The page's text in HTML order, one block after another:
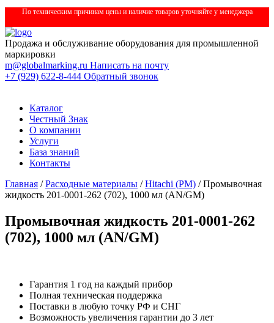
По техническим причинам цены и наличие товаров уточняйте у менеджера
Продажа и обслуживание оборудования для промышленной
маркировки
m@globalmarking.ru Написать на почту
+7 (929) 622-8-444 Обратный звонок
Каталог
Честный Знак
О компании
Услуги
База знаний
Контакты
Главная /Расходные материалы /Hitachi (РМ) / Промывочная
жидкость 201-0001-262 (702), 1000 мл (AN/GM)
Промывочная жидкость 201-0001-262
(702), 1000 мл (AN/GM)
Гарантия 1 год на каждый прибор
Полная техническая поддержка
Поставки в любую точку РФ и СНГ
Возможность увеличения гарантии до 3 лет